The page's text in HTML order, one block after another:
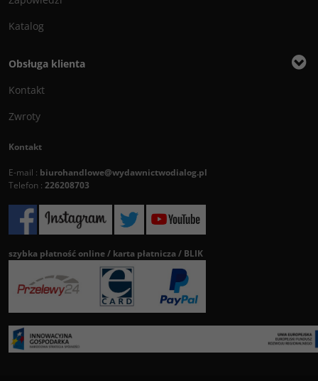
Katalog
Obsługa klienta
Kontakt
Zwroty
Kontakt
E-mail : biurohandlowe@wydawnictwodialog.pl
Telefon : 226208703
szybka płatność online / karta płatnicza / BLIK